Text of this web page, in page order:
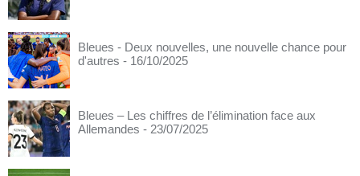
Bleues - Deux nouvelles, une nouvelle chance pour
d'autres - 16/10/2025
Bleues – Les chiffres de l’élimination face aux
Allemandes - 23/07/2025